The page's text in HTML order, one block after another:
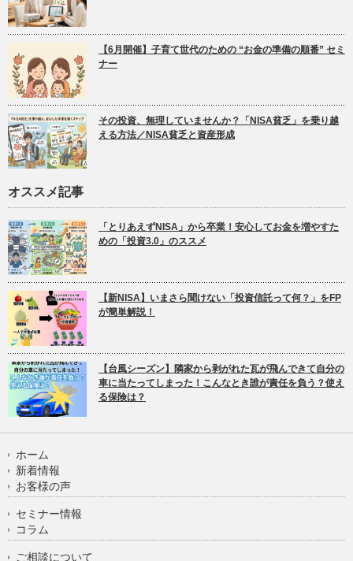
【6月開催】子育て世代のための “お金の準備の順番” セミ
ナー
その投資、無理していませんか？「NISA貧乏」を乗り越
える方法／NISA貧乏と資産形成
オススメ記事
「とりあえずNISA」から卒業！安心してお金を増やすた
めの「投資3.0」のススメ
【新NISA】いまさら聞けない「投資信託って何？」をFP
が簡単解説！
【台風シーズン】隣家から剥がれた瓦が飛んできて自分の
車に当たってしまった！こんなとき誰が責任を負う？使え
る保険は？
ホーム
新着情報
お客様の声
セミナー情報
コラム
ご相談について